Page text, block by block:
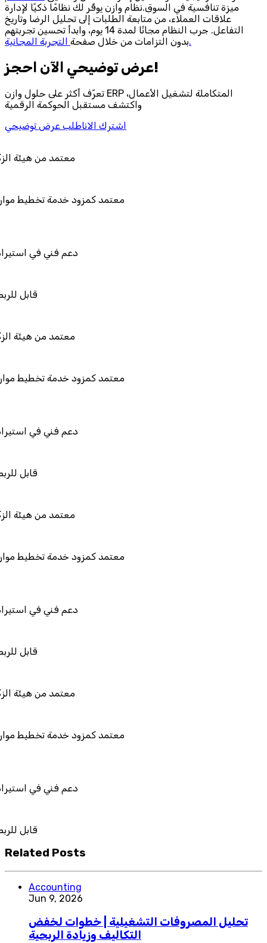
ميزة تنافسية في السوق.نظام وازن يوفّر لك نظامًا ذكيًا لإدارة
علاقات العملاء، من متابعة الطلبات إلى تحليل الرضا وتاريخ
التفاعل. جرب النظام مجانًا لمدة 14 يوم، وابدأ تحسين تجربتهم
بدون التزامات من خلال صفحةالتجربة المجانية.
احجز‎ عرض توضيحي الآن!
تعرّف أكثر على حلول وازن ERP المتكاملة لتشغيل الأعمال،
واكتشف مستقبل الحوكمة الرقمية
اشترك الاناطلب عرض توضيحي
معتمد من
معتمد كمزود خدمة
دعم فني
معتمد من
معتمد كمزود خدمة
دعم فني
معتمد من
معتمد كمزود خدمة
دعم فني
معتمد من
معتمد كمزود خدمة
دعم فني
Related Posts
Accounting
Jun 9, 2026
تحليل المصروفات التشغيلية | خطوات لخفض
التكاليف وزيادة الربحية